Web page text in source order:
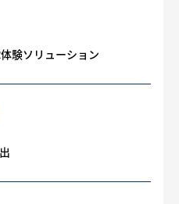
験ソリューション